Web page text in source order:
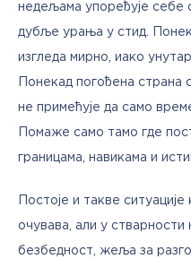
недељама упоређује себе
дубље урања у стид.
изгледа мирно, иако
Понекад погођена страна
не примећује да само
Помаже само тамо где
границама, навикама и
Постоје и такве
очувава, али у
безбедност, жеља за